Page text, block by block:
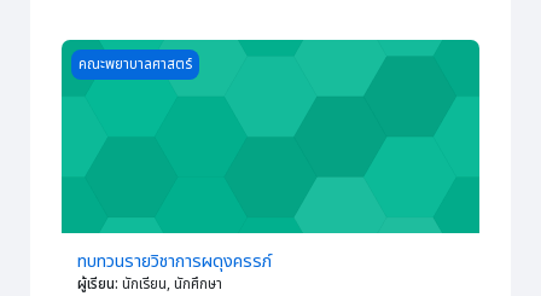
Course image ทบทวนรายวิชาการผดุงครรภ์
คณะพยาบาลศาสตร์
ทบทวนรายวิชาการผดุงครรภ์
ผู้เรียน: นักเรียน, นักศึกษา